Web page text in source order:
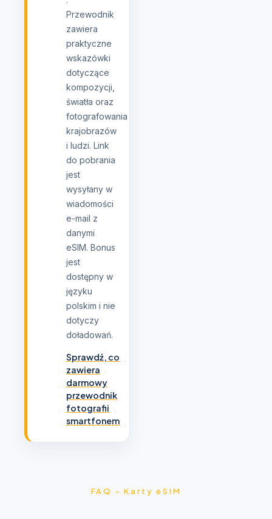
Przewodnik
zawiera
praktyczne
wskazówki
dotyczące
kompozycji,
światła oraz
fotografowania
krajobrazów
i ludzi. Link
do pobrania
jest
wysyłany w
wiadomości
e-mail z
danymi
eSIM. Bonus
jest
dostępny w
języku
polskim i nie
dotyczy
doładowań.
Sprawdź, co
zawiera
darmowy
przewodnik
fotografii
smartfonem
FAQ - Karty eSIM